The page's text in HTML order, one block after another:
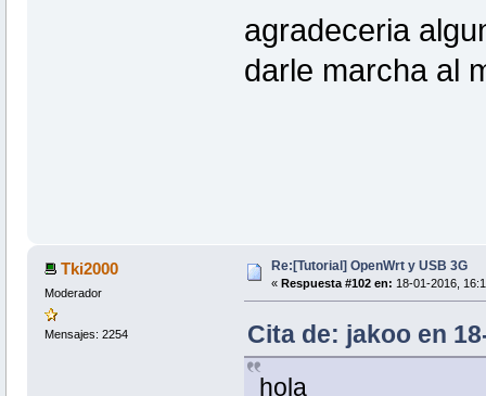
agradeceria
darle marcha al
Tki2000
Moderador
Mensajes: 2254
Re:[Tutorial] OpenWrt y USB 3G
« Respuesta #102 en: 18-01-2016,
Cita de: jakoo en
hola